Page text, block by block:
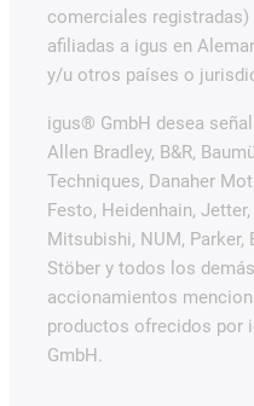
comerciales registradas)
afiliadas a igus en
y/u otros países o
igus® GmbH desea
Allen Bradley, B&R,
Techniques, Danaher
Festo, Heidenhain,
Mitsubishi, NUM, Parker,
Stöber y todos los
accionamientos
productos ofrecidos por
GmbH.